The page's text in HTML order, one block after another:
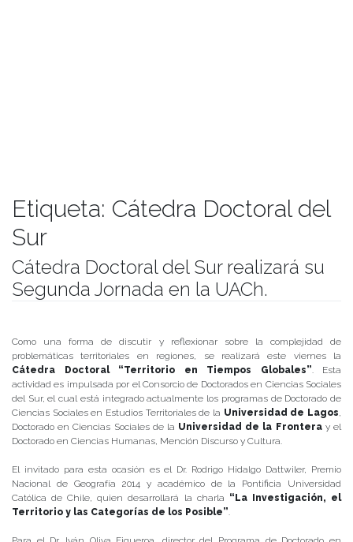
Etiqueta: Cátedra Doctoral del
Sur
Cátedra Doctoral del Sur realizará su
Segunda Jornada en la UACh.
Como una forma de discutir y reflexionar sobre la complejidad de
problemáticas territoriales en regiones, se realizará este viernes la
Cátedra Doctoral “Territorio en Tiempos Globales”. Esta
actividad es impulsada por el Consorcio de Doctorados en Ciencias Sociales
del Sur, el cual está integrado actualmente los programas de Doctorado de
Ciencias Sociales en Estudios Territoriales de la Universidad de Lagos,
Doctorado en Ciencias Sociales de la Universidad de la Fronteray el
Doctorado en Ciencias Humanas, Mención Discurso y Cultura.
El invitado para esta ocasión es el Dr. Rodrigo Hidalgo Dattwiler, Premio
Nacional de Geografía 2014 y académico de la Pontificia Universidad
Católica de Chile, quien desarrollará la charla “La Investigación, el
Territorio y las Categorías de los Posible”.